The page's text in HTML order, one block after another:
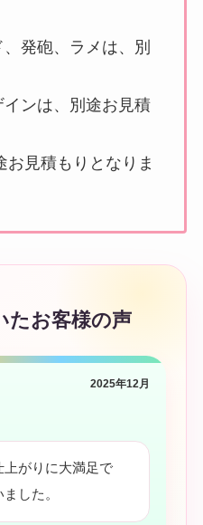
発砲、ラメは、別
ンは、別途お見積
見積もりとなりま
たお客様の声
2025年12月
がりに大満足で
した。